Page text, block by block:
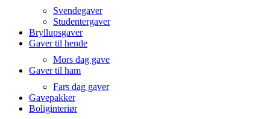
Svendegaver
Studentergaver
Bryllupsgaver
Gaver til hende
Mors dag gave
Gaver til ham
Fars dag gaver
Gavepakker
Boliginteriør